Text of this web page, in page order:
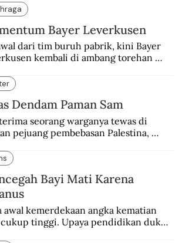
Bayer Leverkusen
dari tim buruh pabrik, kini Bayer
kembali di ambang torehan
Dendam Paman Sam
seorang warganya tewas di
pejuang pembebasan Palestina,
Bayi Mati Karena
awal kemerdekaan angka kematian
tinggi. Upaya pendidikan dukun